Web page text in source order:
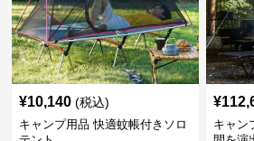
¥10,140 (税込)
キャンプ用品 快適蚊帳付きソロ
¥
キャン